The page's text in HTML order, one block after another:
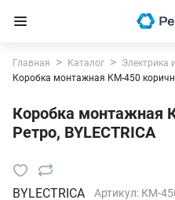
Главная Каталог Электрика
Коробка монтажная КМ-450
Коробка монтажная
Ретро, BYLECTRICA
BYLECTRICA Артикул: КМ-